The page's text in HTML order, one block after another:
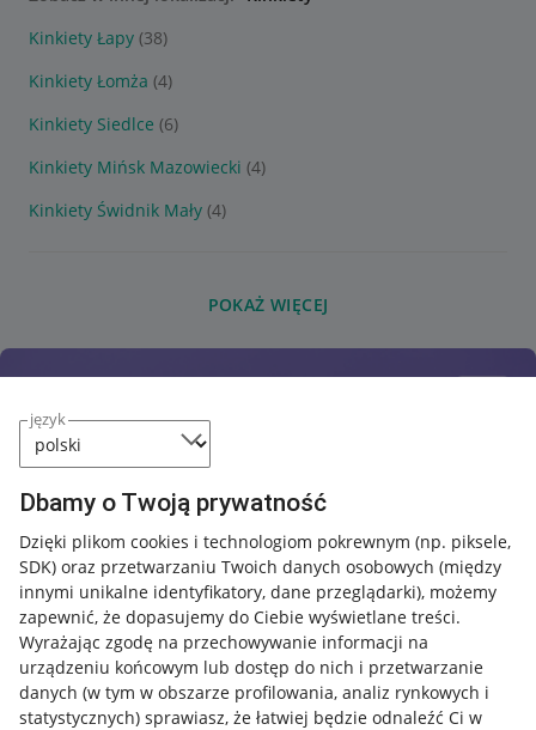
język
Dbamy o Twoją prywatność
Dzięki plikom cookies i technologiom pokrewnym (np. piksele,
SDK) oraz przetwarzaniu Twoich danych osobowych (między
innymi unikalne identyfikatory, dane przeglądarki), możemy
zapewnić, że dopasujemy do Ciebie wyświetlane treści.
Wyrażając zgodę na przechowywanie informacji na
urządzeniu końcowym lub dostęp do nich i przetwarzanie
danych (w tym w obszarze profilowania, analiz rynkowych i
statystycznych) sprawiasz, że łatwiej będzie odnaleźć Ci w
Kinkiety Łapy (38)
Kinkiety Łomża (4)
Kinkiety Siedlce (6)
Kinkiety Mińsk Mazowiecki (4)
Kinkiety Świdnik Mały (4)
POKAŻ WIĘCEJ